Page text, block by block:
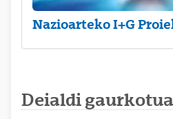
Nazioarteko I+G
Deialdi